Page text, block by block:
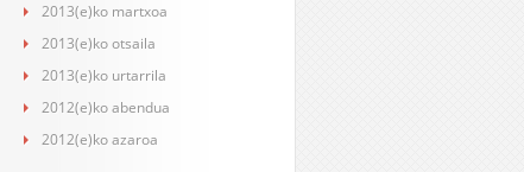
2013(e)ko martxoa
2013(e)ko otsaila
2013(e)ko urtarrila
2012(e)ko abendua
2012(e)ko azaroa